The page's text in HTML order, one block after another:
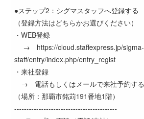
●ステップ2：シグマスタッフへ登録する
（登録方法はどちらかお選びください）
・WEB登録
→ https://cloud.staffexpress.jp/sigma-
staff/entry/index.php/entry_regist
・来社登録
→ 電話もしくはメールで来社予約する
（場所：那覇市銘苅191番地1階）
------------------------------------------